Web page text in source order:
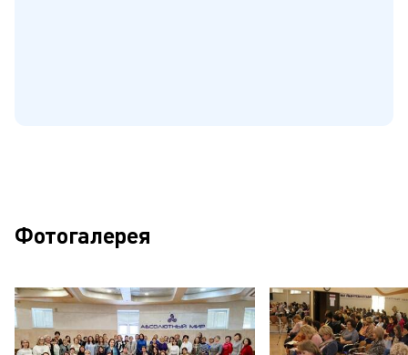
Фотогалерея